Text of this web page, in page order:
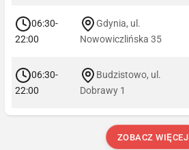
06:30-
22:00
Gdynia, ul.
Nowowiczlińska 35
06:30-
22:00
Budzistowo, ul.
Dobrawy 1
ZOBACZ WIĘCEJ